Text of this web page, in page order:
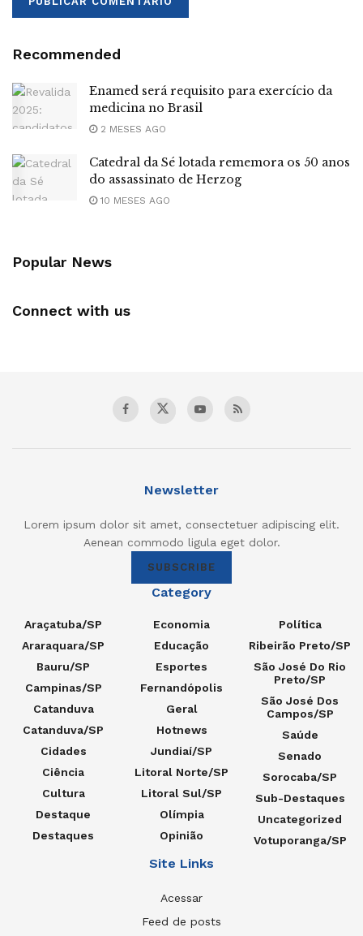
Recommended
Enamed será requisito para exercício da
medicina no Brasil
2 MESES AGO
Catedral da Sé lotada rememora os 50 anos
do assassinato de Herzog
10 MESES AGO
Popular News
Connect with us
Newsletter
Lorem ipsum dolor sit amet, consectetuer adipiscing elit.
Aenean commodo ligula eget dolor.
SUBSCRIBE
Category
Araçatuba/SP
Araraquara/SP
Bauru/SP
Campinas/SP
Catanduva
Catanduva/SP
Cidades
Ciência
Cultura
Destaque
Destaques
Economia
Educação
Esportes
Fernandópolis
Geral
Hotnews
Jundiaí/SP
Litoral Norte/SP
Litoral Sul/SP
Olímpia
Opinião
Política
Ribeirão Preto/SP
São José Do Rio
Preto/SP
São José Dos
Campos/SP
Saúde
Senado
Sorocaba/SP
Sub-Destaques
Uncategorized
Votuporanga/SP
Site Links
Acessar
Feed de posts